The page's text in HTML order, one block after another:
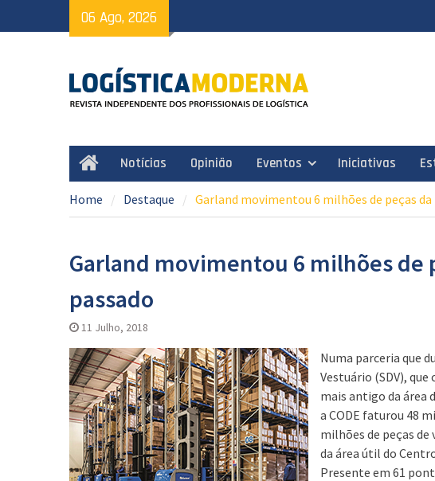
to
06 Ago, 2026
HomeNotícias Opinião Eventos Iniciativas
Home Destaque Garland movimentou 6 milhões de peças da
Garland movimentou 6 milhões de
passado
11 Julho, 2018
Numa parceria que
Vestuário (SDV),
mais antigo da área
a CODE faturou 48
milhões de peças de
da área útil do
Presente em 61